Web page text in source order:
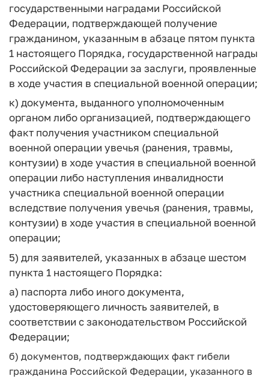
государственными наградами Российской
Федерации, подтверждающей получение
гражданином, указанным в абзаце пятом пункта
1 настоящего Порядка, государственной награды
Российской Федерации за заслуги, проявленные
в ходе участия в специальной военной операции;
к) документа, выданного уполномоченным
органом либо организацией, подтверждающего
факт получения участником специальной
военной операции увечья (ранения, травмы,
контузии) в ходе участия в специальной военной
операции либо наступления инвалидности
участника специальной военной операции
вследствие получения увечья (ранения, травмы,
контузии) в ходе участия в специальной военной
операции;
5) для заявителей, указанных в абзаце шестом
пункта 1 настоящего Порядка:
а) паспорта либо иного документа,
удостоверяющего личность заявителей, в
соответствии с законодательством Российской
Федерации;
б) документов, подтверждающих факт гибели
гражданина Российской Федерации, указанного в